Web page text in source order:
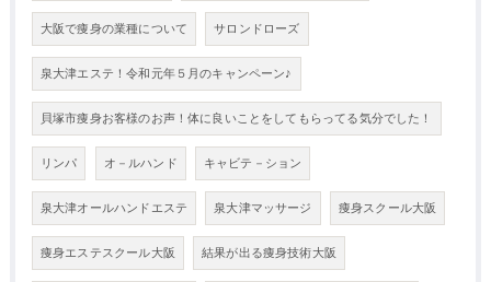
大阪で痩身の業種について サロンドローズ
泉大津エステ！令和元年５月のキャンペーン♪
貝塚市痩身お客様のお声！体に良いことをしてもらってる気分でした！
リンパ オ－ルハンド キャビテ－ション
泉大津オールハンドエステ 泉大津マッサージ 痩身スクール大阪
痩身エステスクール大阪 結果が出る痩身技術大阪